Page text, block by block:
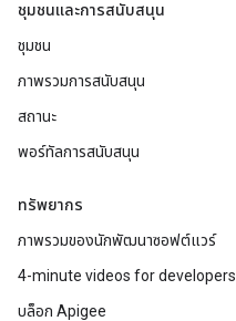
ชุมชนและการสนับสนุน
ชุมชน
ภาพรวมการสนับสนุน
สถานะ
พอร์ทัลการสนับสนุน
ทรัพยากร
ภาพรวมของนักพัฒนาซอฟต์แวร์
4-minute videos for developers
บล็อก Apigee